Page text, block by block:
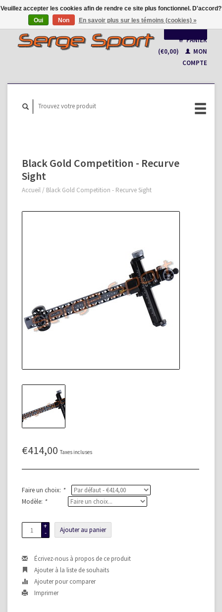
Français
Nederlands
PANIER
(€0,00)
MON
COMPTE
Black Gold Competition - Recurve
Sight
Accueil / Black Gold Competition - Recurve Sight
€414,00 Taxes incluses
Faire un choix: *
Modèle: *
+
-
Ajouter au panier
Écrivez-nous à propos de ce produit
Ajouter à la liste de souhaits
Ajouter pour comparer
Imprimer
Veuillez accepter les cookies afin de rendre ce site plus fonctionnel. D'accord?
Oui
Non En savoir plus sur les témoins (cookies) »